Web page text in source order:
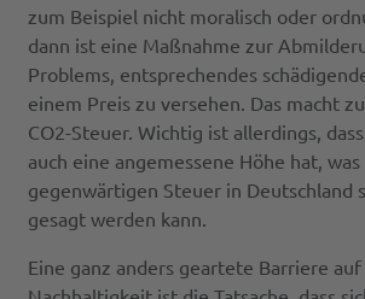
zum Beispiel nicht moralisch oder
dann ist eine Maßnahme zur
Problems, entsprechendes
einem Preis zu versehen. Das macht
CO2-Steuer. Wichtig ist allerdings,
auch eine angemessene Höhe hat,
gegenwärtigen Steuer in Deutschland
gesagt werden kann.
Eine ganz anders geartete Barriere